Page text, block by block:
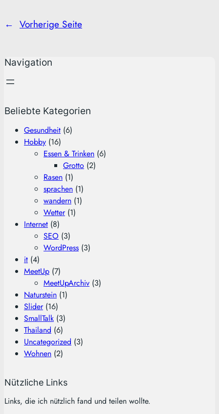
← Vorherige Seite
Navigation
Beliebte Kategorien
Gesundheit (6)
Hobby (16)
Essen & Trinken (6)
Grotto (2)
Rasen (1)
sprachen (1)
wandern (1)
Wetter(1)
Internet (8)
SEO (3)
WordPress (3)
it (4)
MeetUp (7)
MeetUpArchiv (3)
Naturstein (1)
Slider(16)
SmallTalk (3)
Thailand (6)
Uncategorized (3)
Wohnen (2)
Nützliche Links
Links, die ich nützlich fand und teilen wollte.